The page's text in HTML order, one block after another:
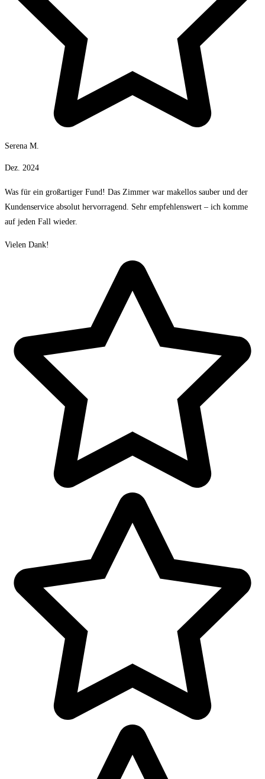
Serena M.
Dez. 2024
Was für ein großartiger Fund! Das Zimmer war makellos sauber und der
Kundenservice absolut hervorragend. Sehr empfehlenswert – ich komme
auf jeden Fall wieder.
Vielen Dank!